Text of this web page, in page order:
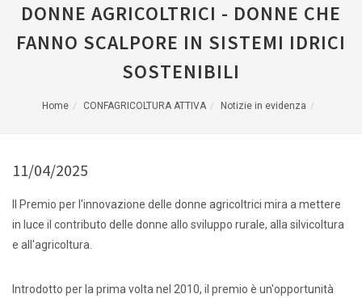
DONNE AGRICOLTRICI - DONNE CHE
FANNO SCALPORE IN SISTEMI IDRICI
SOSTENIBILI
Home CONFAGRICOLTURA ATTIVA Notizie in evidenza
11/04/2025
Il Premio per l'innovazione delle donne agricoltrici mira a mettere
in luce il contributo delle donne allo sviluppo rurale, alla silvicoltura
e all'agricoltura.
Introdotto per la prima volta nel 2010, il premio è un'opportunità